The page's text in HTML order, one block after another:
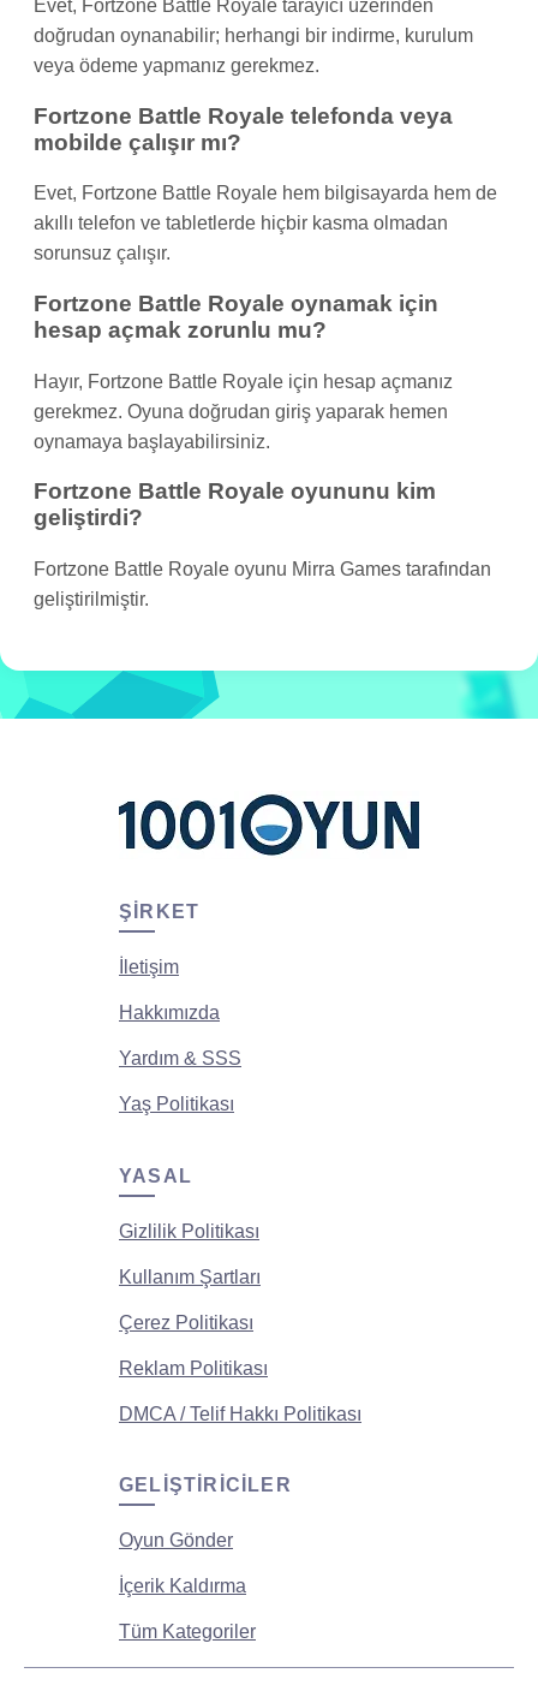
Evet, Fortzone Battle Royale tarayıcı üzerinden
doğrudan oynanabilir; herhangi bir indirme, kurulum
veya ödeme yapmanız gerekmez.
Fortzone Battle Royale telefonda veya
mobilde çalışır mı?
Evet, Fortzone Battle Royale hem bilgisayarda hem de
akıllı telefon ve tabletlerde hiçbir kasma olmadan
sorunsuz çalışır.
Fortzone Battle Royale oynamak için
hesap açmak zorunlu mu?
Hayır, Fortzone Battle Royale için hesap açmanız
gerekmez. Oyuna doğrudan giriş yaparak hemen
oynamaya başlayabilirsiniz.
Fortzone Battle Royale oyununu kim
geliştirdi?
Fortzone Battle Royale oyunu Mirra Games tarafından
geliştirilmiştir.
ŞIRKET
İletişim
Hakkımızda
Yardım & SSS
Yaş Politikası
YASAL
Gizlilik Politikası
Kullanım Şartları
Çerez Politikası
Reklam Politikası
DMCA / Telif Hakkı Politikası
GELIŞTIRICILER
Oyun Gönder
İçerik Kaldırma
Tüm Kategoriler